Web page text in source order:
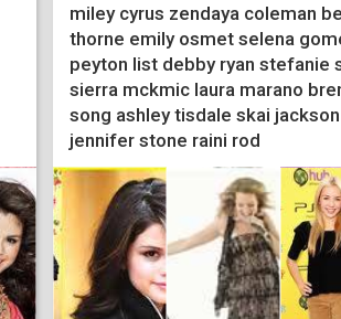
miley cyrus zendaya coleman
thorne emily osmet selena
peyton list debby ryan stefanie
sierra mckmic laura marano
song ashley tisdale skai jackson
jennifer stone raini rod